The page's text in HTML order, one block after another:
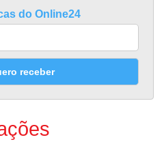
do Online24
receber